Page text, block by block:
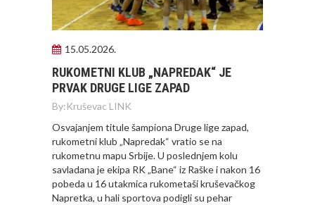
15.05.2026.
RUKOMETNI KLUB „NAPREDAK“ JE
PRVAK DRUGE LIGE ZAPAD
By:Kruševac LINK
Osvajanjem titule šampiona Druge lige zapad,
rukometni klub „Napredak“ vratio se na
rukometnu mapu Srbije. U poslednjem kolu
savladana je ekipa RK „Bane“ iz Raške i nakon 16
pobeda u 16 utakmica rukometaši kruševačkog
Napretka, u hali sportova podigli su pehar